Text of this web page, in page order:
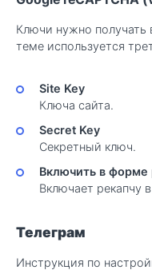
Ключи нужно получать
теме используется
Site Key
Ключа сайта.
Secret Key
Секретный ключ.
Включить в форме
Включает рекапчу
Телеграм
Инструкция по